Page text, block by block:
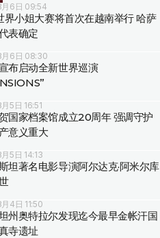
6日 09:54
小姐大赛将首次在越南举行 哈萨
表确定
6日 08:30
布启动全新世界巡演
5日 16:51
国家档案馆成立20周年 强调守护
意义重大
5日 14:13
坦著名电影导演阿尔达克·阿米尔库
4日 11:50
州奥特拉尔发现迄今最早金帐汗国
寺遗址